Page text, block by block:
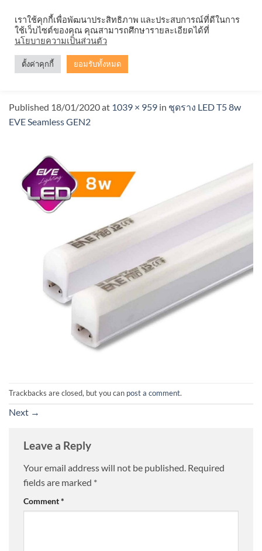
content
Published 18/01/2020at 1039 × 959 in ชุดราง LED T5 8w
EVE Seamless GEN2
Trackbacks are closed, but you can post a comment.
Next →
Leave a Reply
Your email address will not be published. Required
fields are marked *
Comment*
เราใช้คุกกี้เพื่อพัฒนาประสิทธิภาพ และประสบการณ์ที่ดีในการ
ใช้เว็บไซต์ของคุณ คุณสามารถศึกษารายละเอียดได้ที่
นโยบายความเป็นส่วนตัว
ตั้งค่าคุกกี้ ยอมรับทั้งหมด